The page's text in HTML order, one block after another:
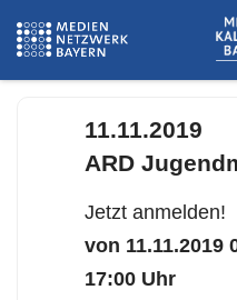
11.11.2019
ARD
Jetzt anmelden!
von 11.11.2019
17:00 Uhr